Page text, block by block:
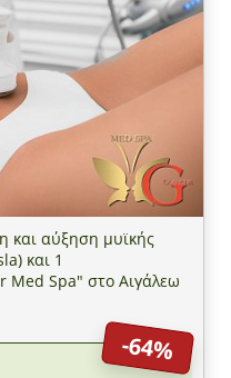
και αύξηση μυϊκής
και 1
Med Spa" στο Αιγάλεω
-64%